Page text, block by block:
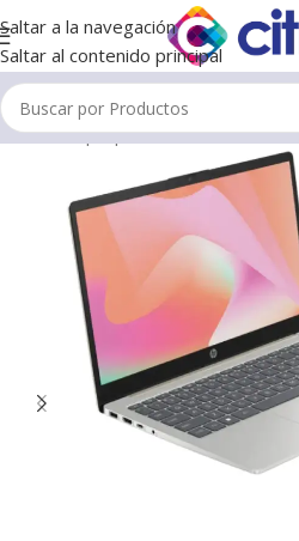
Saltar a la navegación
Saltar al contenido principal
Inicio/Laptops